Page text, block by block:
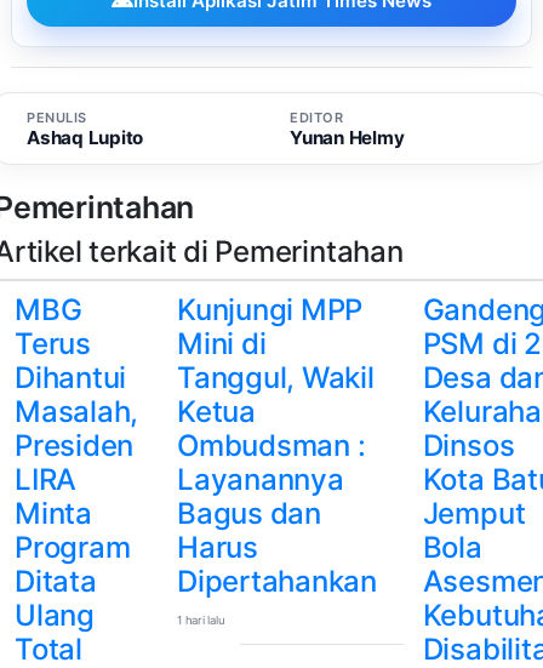
PENULIS
Ashaq Lupito
EDITOR
Yunan Helmy
terkait di Pemerintahan
MBG
Terus
Dihantui
Masalah,
Presiden
LIRA
Minta
Program
Ditata
Ulang
Total
Kunjungi MPP
Mini di
Tanggul, Wakil
Ketua
Ombudsman :
Layanannya
Bagus dan
Harus
Dipertahankan
1 hari lalu
PSM di
Desa
Dinsos
Kota
Jemput
Bola